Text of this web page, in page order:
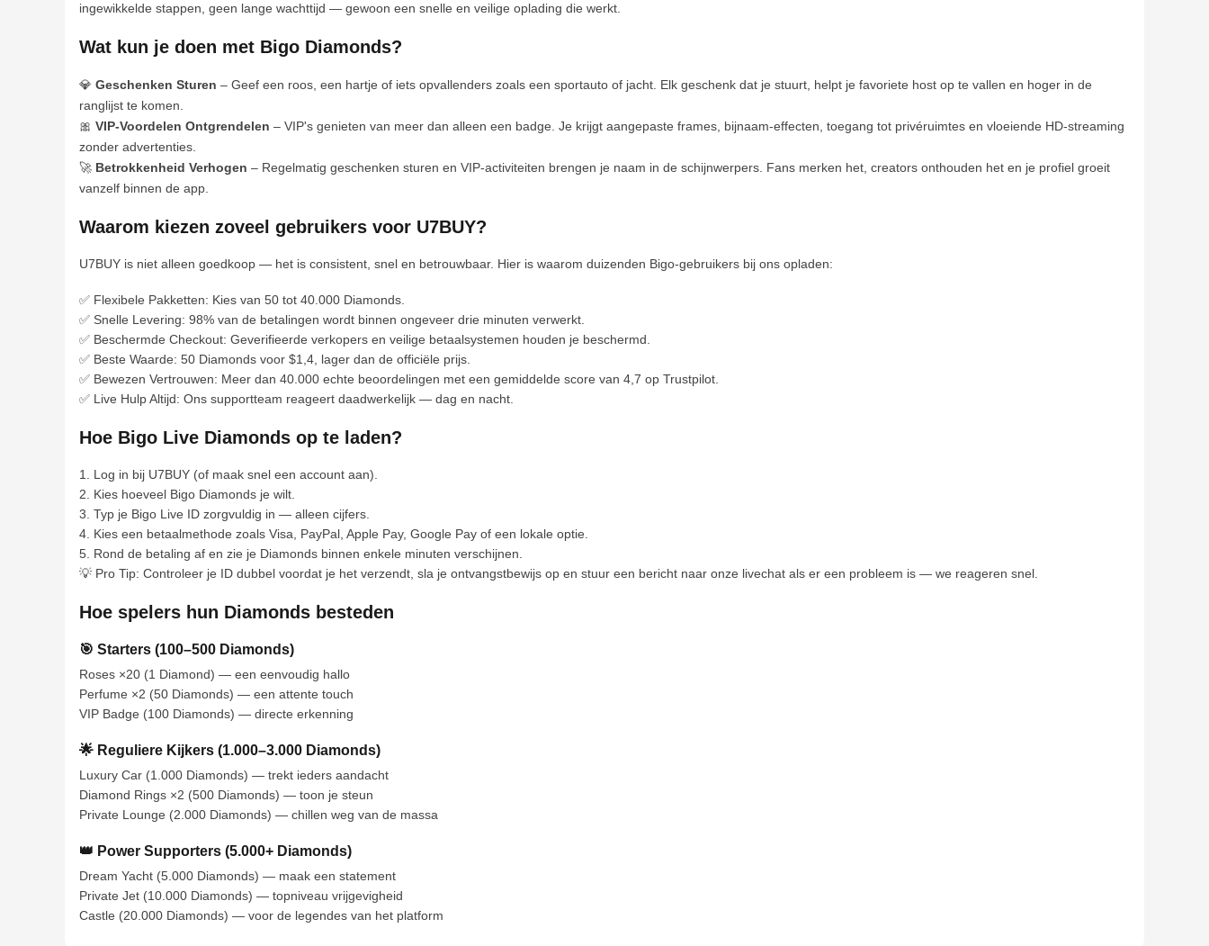
ingewikkelde stappen, geen lange wachttijd — gewoon een snelle en veilige oplading die werkt.
Wat kun je doen met Bigo Diamonds?
💎 Geschenken Sturen – Geef een roos, een hartje of iets opvallenders zoals een sportauto of jacht. Elk geschenk dat je stuurt, helpt je favoriete host op te vallen en hoger in de
ranglijst te komen.
🎀 VIP-Voordelen Ontgrendelen – VIP's genieten van meer dan alleen een badge. Je krijgt aangepaste frames, bijnaam-effecten, toegang tot privéruimtes en vloeiende HD-streaming
zonder advertenties.
🚀 Betrokkenheid Verhogen – Regelmatig geschenken sturen en VIP-activiteiten brengen je naam in de schijnwerpers. Fans merken het, creators onthouden het en je profiel groeit
vanzelf binnen de app.
Waarom kiezen zoveel gebruikers voor U7BUY?
U7BUY is niet alleen goedkoop — het is consistent, snel en betrouwbaar. Hier is waarom duizenden Bigo-gebruikers bij ons opladen:
✅ Flexibele Pakketten: Kies van 50 tot 40.000 Diamonds.
✅ Snelle Levering: 98% van de betalingen wordt binnen ongeveer drie minuten verwerkt.
✅ Beschermde Checkout: Geverifieerde verkopers en veilige betaalsystemen houden je beschermd.
✅ Beste Waarde: 50 Diamonds voor $1,4, lager dan de officiële prijs.
✅ Bewezen Vertrouwen: Meer dan 40.000 echte beoordelingen met een gemiddelde score van 4,7 op Trustpilot.
✅ Live Hulp Altijd: Ons supportteam reageert daadwerkelijk — dag en nacht.
Hoe Bigo Live Diamonds op te laden?
1. Log in bij U7BUY (of maak snel een account aan).
2. Kies hoeveel Bigo Diamonds je wilt.
3. Typ je Bigo Live ID zorgvuldig in — alleen cijfers.
4. Kies een betaalmethode zoals Visa, PayPal, Apple Pay, Google Pay of een lokale optie.
5. Rond de betaling af en zie je Diamonds binnen enkele minuten verschijnen.
💡 Pro Tip: Controleer je ID dubbel voordat je het verzendt, sla je ontvangstbewijs op en stuur een bericht naar onze livechat als er een probleem is — we reageren snel.
Hoe spelers hun Diamonds besteden
🎯 Starters (100–500 Diamonds)
Roses ×20 (1 Diamond) — een eenvoudig hallo
Perfume ×2 (50 Diamonds) — een attente touch
VIP Badge (100 Diamonds) — directe erkenning
🌟 Reguliere Kijkers (1.000–3.000 Diamonds)
Luxury Car (1.000 Diamonds) — trekt ieders aandacht
Diamond Rings ×2 (500 Diamonds) — toon je steun
Private Lounge (2.000 Diamonds) — chillen weg van de massa
👑 Power Supporters (5.000+ Diamonds)
Dream Yacht (5.000 Diamonds) — maak een statement
Private Jet (10.000 Diamonds) — topniveau vrijgevigheid
Castle (20.000 Diamonds) — voor de legendes van het platform